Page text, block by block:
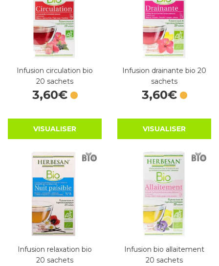
Infusion circulation bio
20 sachets
3,60€
VISUALISER
Infusion drainante bio 20
sachets
3,60€
VISUALISER
Infusion relaxation bio
20 sachets
Infusion bio allaitement
20 sachets